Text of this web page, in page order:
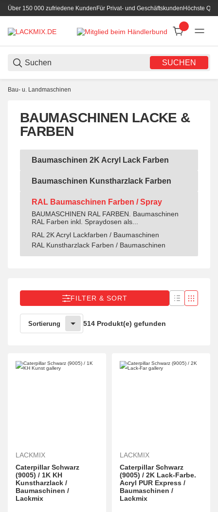
Über 150 000 zufriedene KundenFür Privat- und GeschäftskundenHöchste
SUCHEN
Bau- u. Landmaschinen
BAUMASCHINEN LACKE &
FARBEN
Baumaschinen 2K Acryl Lack Farben
Baumaschinen 2K Acryl Lack Farben
Baumaschinen Kunstharzlack Farben
Baumaschinen Kunstharzlack Farben
RAL Baumaschinen Farben / Spray
BAUMASCHINEN RAL FARBEN. Baumaschinen
RAL Farben inkl. Spraydosen als...
RAL 2K Acryl Lackfarben / Baumaschinen
RAL Kunstharzlack Farben / Baumaschinen
FILTER & SORT
Sortierung 514 Produkt(e) gefunden
LACKMIX
Caterpillar Schwarz
(9005) / 1K KH
Kunstharzlack /
Baumaschinen /
Lackmix
LACKMIX
Caterpillar Schwarz
(9005) / 2K Lack-Farbe.
Acryl PUR Express /
Baumaschinen /
Lackmix